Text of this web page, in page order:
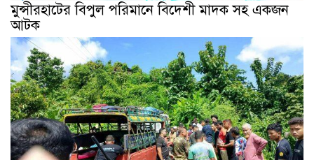
মুন্সীরহাটের বিপুল পরিমানে বিদেশী মাদক সহ একজন
আটক